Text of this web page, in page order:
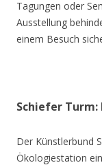
Tagungen oder
Ausstellung
einem Besuch
Schiefer
Der Künstlerbund
Ökologiestation